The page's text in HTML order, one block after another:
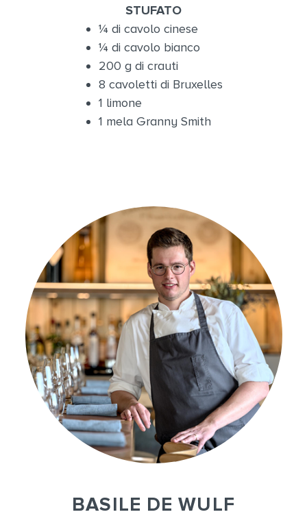
STUFATO
¼ di cavolo cinese
¼ di cavolo bianco
200 g di crauti
8 cavoletti di Bruxelles
1 limone
1 mela Granny Smith
BASILE DE WULF